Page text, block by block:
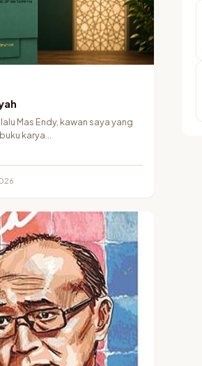
Mas Endy, kawan saya yang
karya…